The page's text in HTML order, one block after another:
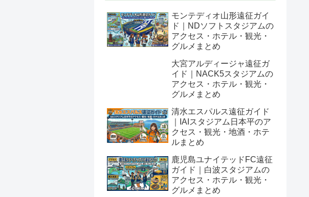
モンテディオ山形遠征ガイ
ド｜NDソフトスタジアムの
アクセス・ホテル・観光・
グルメまとめ
大宮アルディージャ遠征ガ
イド｜NACK5スタジアムの
アクセス・ホテル・観光・
グルメまとめ
清水エスパルス遠征ガイド
｜IAIスタジアム日本平のア
クセス・観光・地酒・ホテ
ルまとめ
鹿児島ユナイテッドFC遠征
ガイド｜白波スタジアムの
アクセス・ホテル・観光・
グルメまとめ